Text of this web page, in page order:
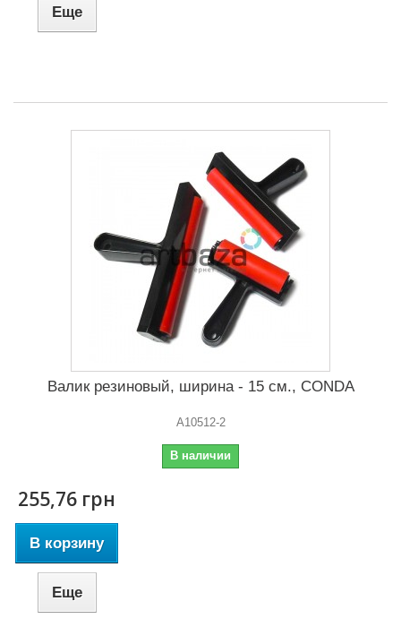
Еще
Валик резиновый, ширина - 15 см., CONDA
A10512-2
В наличии
255,76 грн
В корзину
Еще